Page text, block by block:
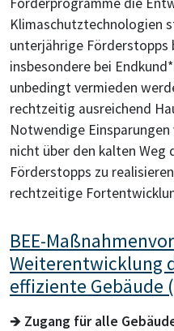
Klimaschutztechnologien
unterjährige Förderstopps
insbesondere bei
unbedingt vermieden
rechtzeitig ausreichend
Notwendige
nicht über den kalten Weg
Förderstopps zu
rechtzeitige
BEE-
Weiterentwicklung
effiziente Gebäude
🡺 Zugang für alle